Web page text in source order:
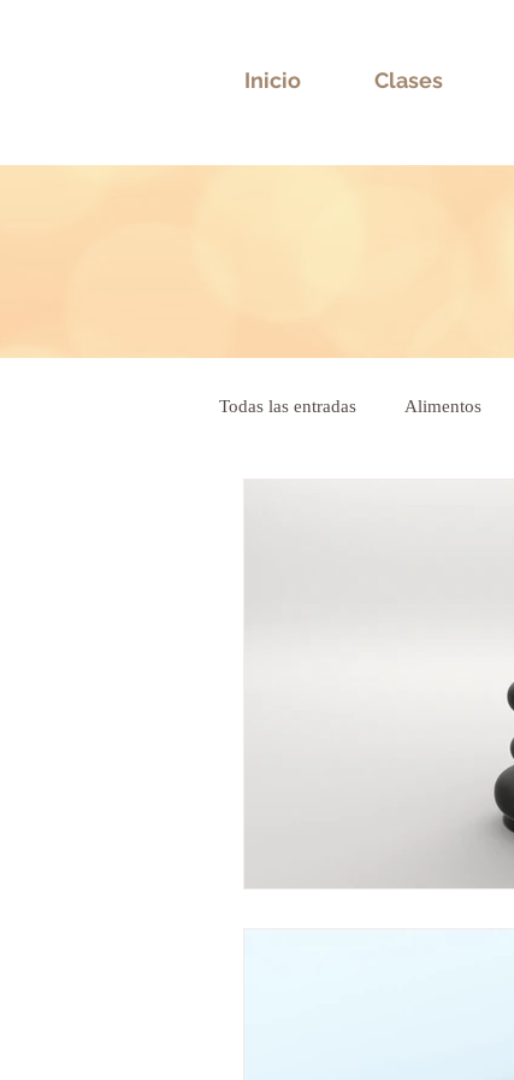
Inicio Clases
Todas las entradas Alimentos